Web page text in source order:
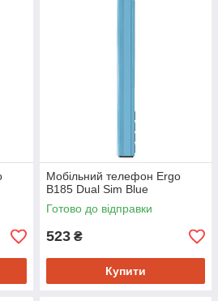
Мобiльний телефон Ergo
B185 Dual Sim Blue
Готово до відправки
523 ₴
Купити